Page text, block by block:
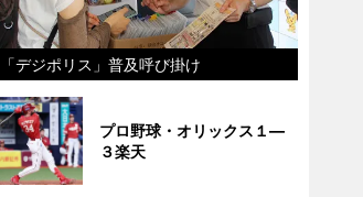
「デジポリス」普及呼び掛け
プロ野球・オリックス１―
３楽天